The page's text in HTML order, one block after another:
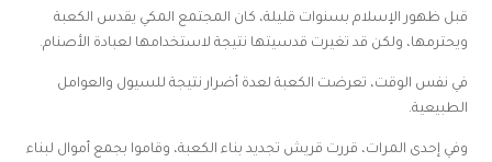
قبل ظهور الإسلام بسنوات قليلة، كان المجتمع المكي يقدس الكعبة
ويحترمها، ولكن قد تغيرت قدسيتها نتيجة لاستخدامها لعبادة الأصنام.
في نفس الوقت، تعرضت الكعبة لعدة أضرار نتيجة للسيول والعوامل
الطبيعية.
وفي إحدى المرات، قررت قريش تجديد بناء الكعبة، وقاموا بجمع أموال لبناء